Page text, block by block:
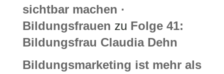
sichtbar machen ·
Bildungsfrauen zu Folge 41:
Bildungsfrau Claudia Dehn
Bildungsmarketing ist mehr als